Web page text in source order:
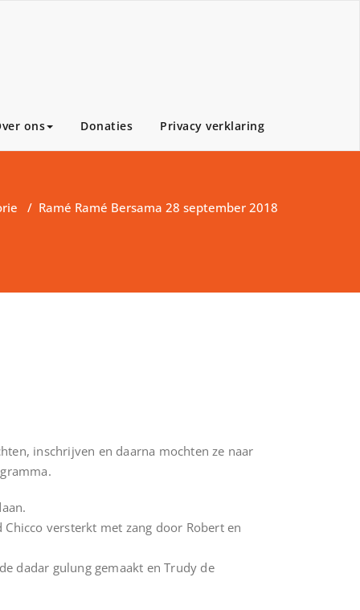
ons Donaties Privacy verklaring
/ Ramé Ramé Bersama 28 september 2018
inschrijven en daarna mochten ze naar
versterkt met zang door Robert en
dadar gulung gemaakt en Trudy de